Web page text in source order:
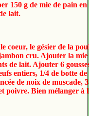
150 g de mie de pain en
lait.
coeur, le gésier de la
cru. Ajouter la mie
de lait. Ajouter 6
entiers, 1/4 de botte de
de noix de muscade,
poivre. Bien mélanger à